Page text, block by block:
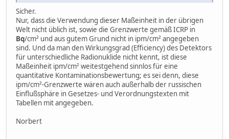
Sicher.
Nur, dass die Verwendung dieser Maßeinheit in der übrigen
Welt nicht üblich ist, sowie die Grenzwerte gemäß ICRP in
Bq/cm² und aus gutem Grund nicht in ipm/cm² angegeben
sind. Und da man den Wirkungsgrad (Efficiency) des Detektors
für unterschiedliche Radionuklide nicht kennt, ist diese
Maßeinheit ipm/cm² weitestgehend sinnlos für eine
quantitative Kontaminationsbewertung; es sei denn, diese
ipm/cm²-Grenzwerte wären auch außerhalb der russischen
Einflußsphäre in Gesetzes- und Verordnungstexten mit
Tabellen mit angegeben.
Norbert